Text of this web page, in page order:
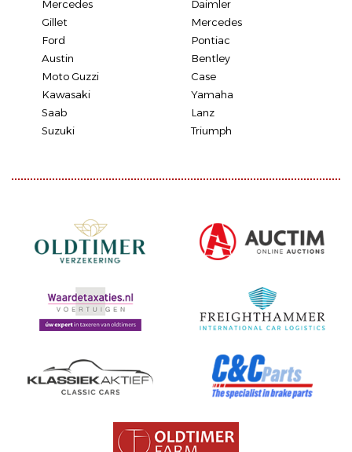
Mercedes
Daimler
Gillet
Mercedes
Ford
Pontiac
Austin
Bentley
Moto Guzzi
Case
Kawasaki
Yamaha
Saab
Lanz
Suzuki
Triumph